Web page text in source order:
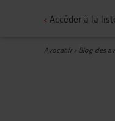
<Accéder à la
Avocat.fr>Blog des